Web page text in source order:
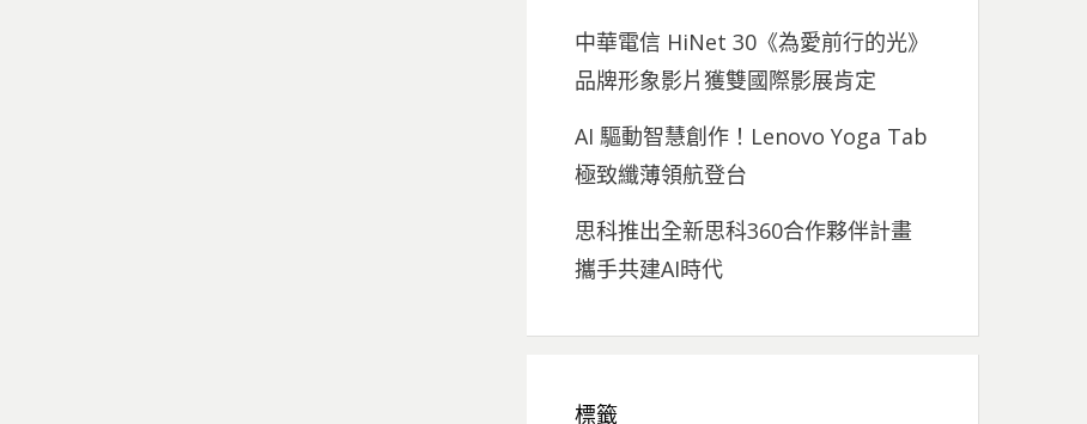
中華電信 HiNet 30《為愛前行的光》
品牌形象影片獲雙國際影展肯定
AI 驅動智慧創作！Lenovo Yoga Tab
極致纖薄領航登台
思科推出全新思科360合作夥伴計畫
攜手共建AI時代
標籤